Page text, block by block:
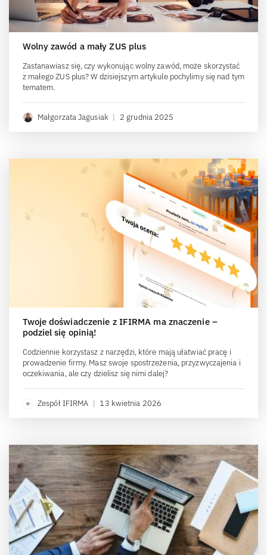
Wolny zawód a mały ZUS plus
Zastanawiasz się, czy wykonując wolny zawód, może skorzystać
z małego ZUS plus? W dzisiejszym artykule pochylimy się nad tym
tematem.
Małgorzata Jagusiak | 2 grudnia 2025
Twoje doświadczenie z IFIRMA ma znaczenie –
podziel się opinią!
Codziennie korzystasz z narzędzi, które mają ułatwiać pracę i
prowadzenie firmy. Masz swoje spostrzeżenia, przyzwyczajenia i
oczekiwania, ale czy dzielisz się nimi dalej?
Zespół IFIRMA | 13 kwietnia 2026